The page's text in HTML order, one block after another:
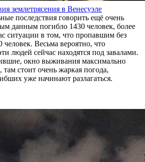
землетрясения в Венесуэле
последствия говорить ещё очень
данным погибло 1430 человек, более
ситуации в том, что пропавшим без
человек. Весьма вероятно, что
людей сейчас находятся под завалами.
окно выживания максимально
там стоит очень жаркая погода,
уже начинают разлагаться.